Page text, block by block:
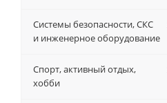
Системы безопасности, СКС
и инженерное оборудование
Спорт, активный отдых,
хобби